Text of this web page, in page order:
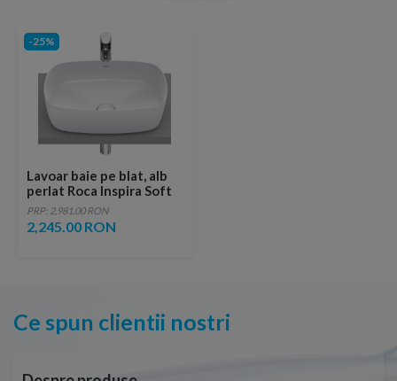
-25%
Lavoar baie pe blat, alb
perlat Roca Inspira Soft
50x37 cm
PRP: 2,981.00 RON
2,245.00 RON
Ce spun clientii nostri